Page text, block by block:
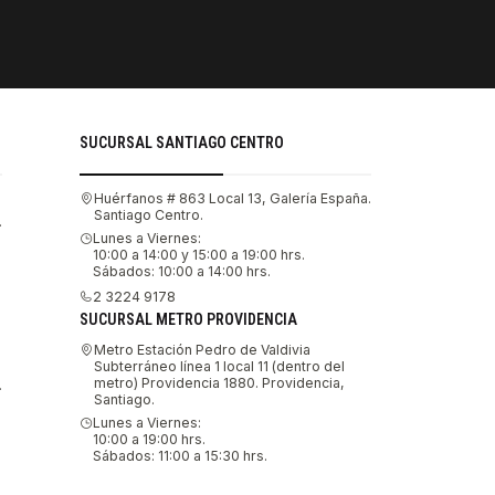
SUCURSAL SANTIAGO CENTRO
Huérfanos # 863 Local 13, Galería España.
Santiago Centro.
Lunes a Viernes:
10:00 a 14:00 y 15:00 a 19:00 hrs.
Sábados: 10:00 a 14:00 hrs.
2 3224 9178
SUCURSAL METRO PROVIDENCIA
Metro Estación Pedro de Valdivia
Subterráneo línea 1 local 11 (dentro del
metro) Providencia 1880. Providencia,
Santiago.
Lunes a Viernes:
10:00 a 19:00 hrs.
Sábados: 11:00 a 15:30 hrs.